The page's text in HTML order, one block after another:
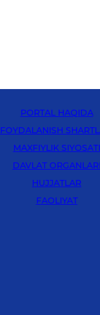
PORTAL HAQIDA
FOYDALANISH
MAXFIYLIK SIYOSATI
DAVLAT ORGANLARI
HUJJATLAR
FAOLIYAT